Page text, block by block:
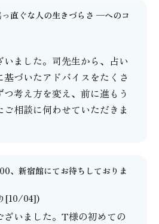
直ぐな人の生きづらさ ─へのコ
ました。司先生から、占い
づいたアドバイスをたくさ
考え方を変え、前に進もう
ご相談に伺わせていただきま
、新宿館にてお待ちしておりま
[10/04])
いました。T様の初めての